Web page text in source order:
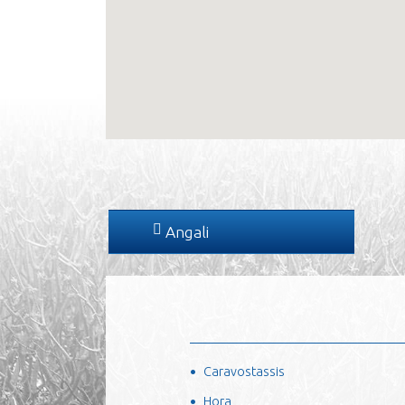
Angali
Caravostassis
Hora